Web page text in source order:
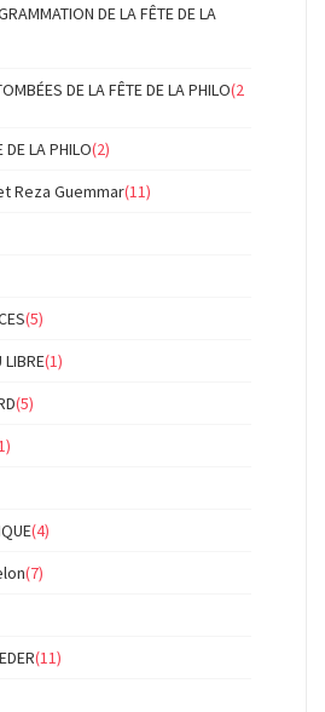
DE LA FÊTE DE LA
DE LA FÊTE DE LA PHILO(2
DE LA PHILO(2)
Reza Guemmar(11)
(5)
LIBRE(1)
(5)
(4)
(7)
(11)